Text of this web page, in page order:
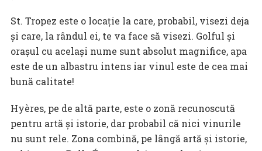
St. Tropez este o locație la care, probabil, visezi deja
și care, la rândul ei, te va face să visezi. Golful și
orașul cu același nume sunt absolut magnifice, apa
este de un albastru intens iar vinul este de cea mai
bună calitate!
Hyères, pe de altă parte, este o zonă recunoscută
pentru artă și istorie, dar probabil că nici vinurile
nu sunt rele. Zona combină, pe lângă artă și istorie,